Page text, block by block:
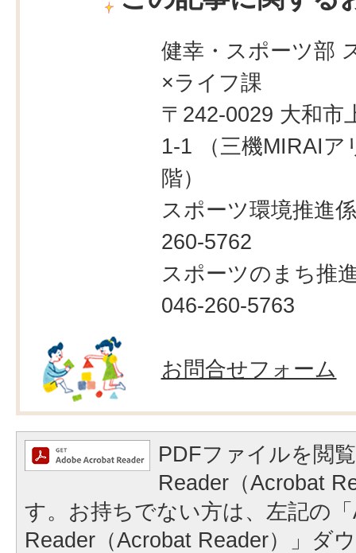
健幸・スポーツ部
×ライフ課
〒242-0029 大和市
1-1 （三機MIRAIア
階）
スポーツ環境推進
260-5762
スポーツのまち推
046-260-5763
お問合せフォーム
PDFファイルを閲
Reader（Acrobat
す。お持ちでない方は、左記の
Reader（Acrobat Reader）」ダ